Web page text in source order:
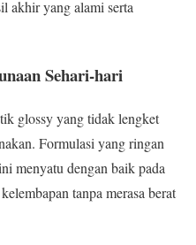
akhir yang alami serta
Sehari-hari
glossy yang tidak lengket
Formulasi yang ringan
menyatu dengan baik pada
tanpa merasa berat